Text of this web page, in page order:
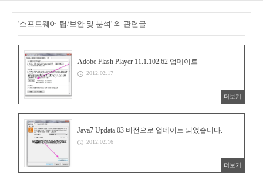
'소프트웨어 팁/보안 및 분석' 의 관련글
Adobe Flash Player 11.1.102.62 업데이트
2012.02.17
더보기
Java7 Updata 03 버전으로 업데이트 되었습니다.
2012.02.16
더보기